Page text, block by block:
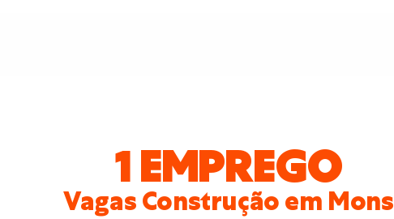
1 EMPREGO
Vagas Construção em Mons